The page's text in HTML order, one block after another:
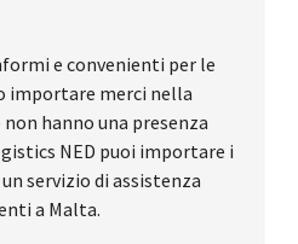
e convenienti per le
importare merci nella
hanno una presenza
NED puoi importare i
servizio di assistenza
a Malta.